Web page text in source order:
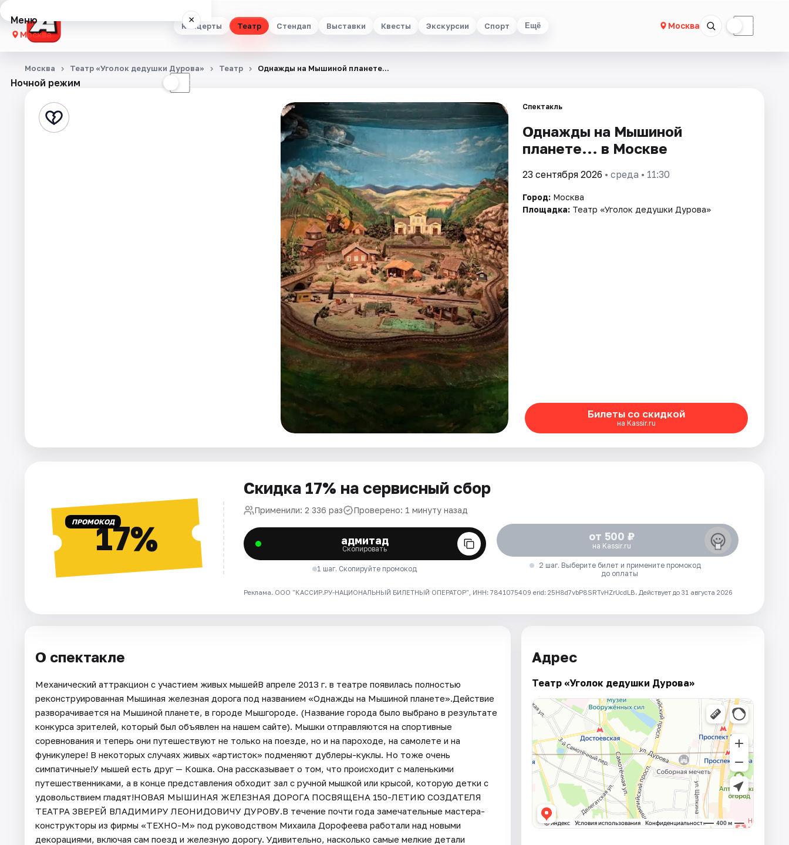
Концерты Театр Стендап Выставки Квесты Экскурсии Спорт Ещё Москва ☾
Меню ×
Москва
Концерты
Стендап
Ночной режим ☾
Москва Театр «Уголок дедушки Дурова» Театр Однажды на Мышиной планете...
Спектакль
Однажды на Мышиной
планете... в Москве
23 сентября 2026 • среда • 11:30
Город: Москва
Площадка: Театр «Уголок дедушки Дурова»
Билеты со скидкой
на Kassir.ru
ПРОМОКОД17%
Скидка 17% на сервисный сбор
Применили: 2 336 раз Проверено: 1 минуту назад
адмитад
Скопировать
1 шаг. Скопируйте промокод
от 500 ₽
на Kassir.ru
2 шаг. Выберите билет и примените промокод
до оплаты
Реклама. ООО "КАССИР.РУ-НАЦИОНАЛЬНЫЙ БИЛЕТНЫЙ ОПЕРАТОР", ИНН: 7841075409 erid: 25H8d7vbP8SRTvHZrUcdLB. Действует до 31 августа 2026
О спектакле
Механический аттракцион с участием живых мышейВ апреле 2013 г. в театре появилась полностью
реконструированная Мышиная железная дорога под названием «Однажды на Мышиной планете».Действие
разворачивается на Мышиной планете, в городе Мышгороде. (Название города было выбрано в результате
конкурса зрителей, который был объявлен на нашем сайте). Мышки отправляются на спортивные
соревнования и теперь они путешествуют не только на поезде, но и на пароходе, на самолете и на
фуникулере! В некоторых случаях живых «артисток» подменяют дублеры-куклы. Но тоже очень
симпатичные!У мышей есть друг — Кошка. Она рассказывает о том, что происходит с маленькими
путешественниками, а в конце представления обходит зал с ручной мышкой или крысой, которую детки с
удовольствием гладят!НОВАЯ МЫШИНАЯ ЖЕЛЕЗНАЯ ДОРОГА ПОСВЯЩЕНА 150-ЛЕТИЮ СОЗДАТЕЛЯ
ТЕАТРА ЗВЕРЕЙ ВЛАДИМИРУ ЛЕОНИДОВИЧУ ДУРОВУ.В течение почти года замечательные мастера-
конструкторы из фирмы «ТЕХНО-М» под руководством Михаила Дорофеева работали над новыми
декорациями, включая сам поезд и железную дорогу. Удивительно, насколько самые мелкие детали
Адрес
Театр «Уголок дедушки Дурова»